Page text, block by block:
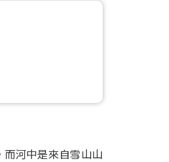
而河中是來自雪山山